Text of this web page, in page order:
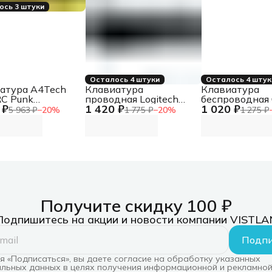
3 штуки
5 963 ₽−20%
A4Tech
Punk
желтый/
Осталось 4 штуки
1 420 ₽1 775 ₽−20%
Клавиатура
проводная Logitech
K120 for business, USB
Осталось 4
1 020 ₽1 275 ₽
Клавиатура
беспроводная
KBW-250,
Получите скидку 100 ₽
на акции и новости компании
«Подписаться», вы даете согласие на обработку указанных
данных в целях получения информационной и